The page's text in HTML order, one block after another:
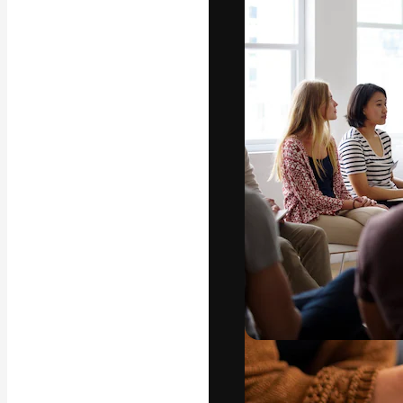
La
migliori lavori.
creativi,
Copyright © 2010-